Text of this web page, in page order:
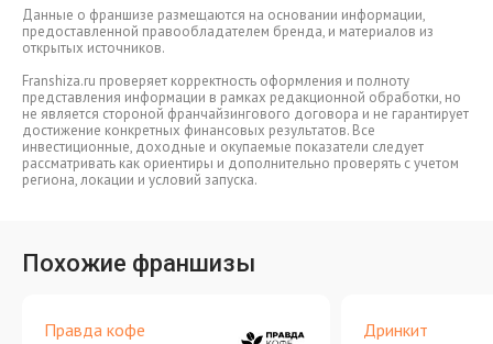
Данные о франшизе размещаются на основании информации,
предоставленной правообладателем бренда, и материалов из
открытых источников.
Franshiza.ru проверяет корректность оформления и полноту
представления информации в рамках редакционной обработки, но
не является стороной франчайзингового договора и не гарантирует
достижение конкретных финансовых результатов. Все
инвестиционные, доходные и окупаемые показатели следует
рассматривать как ориентиры и дополнительно проверять с учетом
региона, локации и условий запуска.
Похожие франшизы
Правда кофе Дринкит